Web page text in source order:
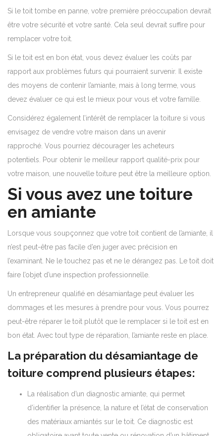
Si le toit tombe en panne, votre première préoccupation devrait
être votre sécurité et votre santé. Cela seul devrait suffire pour
remplacer votre toit.
Si le toit est en bon état, vous devez évaluer les coûts par
rapport aux problèmes futurs qui pourraient survenir. Il existe
des moyens de contenir l’amiante, mais à long terme, vous
devez évaluer ce qui est le mieux pour vous et votre famille.
Considérez également l’intérêt de remplacer la toiture si vous
envisagez de vendre votre maison dans un avenir
rapproché. Vous pourriez décourager les acheteurs
potentiels. Pour obtenir le meilleur rapport qualité-prix pour
votre maison, une nouvelle toiture peut être la meilleure option.
Si vous avez une toiture
en amiante
Lorsque vous soupçonnez que votre toit contient de l’amiante, il
n’est peut-être pas facile d’en juger avec précision en
l’examinant. Ne le touchez pas et ne le dérangez pas. Le toit doit
faire l’objet d’une inspection professionnelle.
Un entrepreneur qualifié en désamiantage peut évaluer les
dommages et les mesures à prendre pour vous. Vous pourrez
peut-être réparer le toit plutôt que le remplacer si le toit est en
bon état. Avec tout type de réparation, l’amiante reste en place.
La préparation du désamiantage de
toiture comprend plusieurs étapes:
La réalisation d’un diagnostic amiante, qui permet
d’identifier la présence, la nature et l’état de conservation
des matériaux amiantés sur le toit. Ce diagnostic est